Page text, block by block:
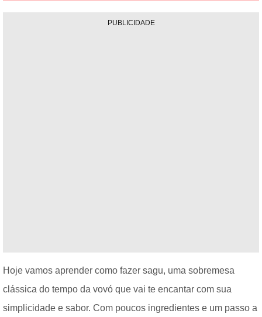
PUBLICIDADE
Hoje vamos aprender como fazer sagu, uma sobremesa
clássica do tempo da vovó que vai te encantar com sua
simplicidade e sabor. Com poucos ingredientes e um passo a